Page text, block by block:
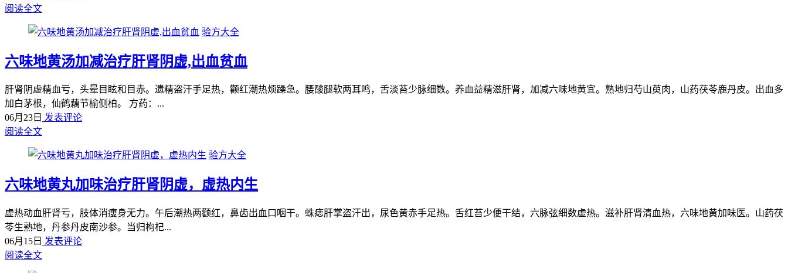
阅读全文
验方大全
六味地黄汤加减治疗肝肾阴虚,出血贫血
肝肾阴虚精血亏，头晕目眩和目赤。遗精盗汗手足热，颧红潮热烦躁急。腰酸腿软两耳鸣，舌淡苔少脉细数。养血益精滋肝肾，加减六味地黄宜。熟地归芍山萸肉，山药茯苓鹿丹皮。出血多
加白茅根，仙鹤藕节榆侧柏。 方药：...
06月23日 发表评论
阅读全文
验方大全
六味地黄丸加味治疗肝肾阴虚，虚热内生
虚热动血肝肾亏，肢体消瘦身无力。午后潮热两颧红，鼻齿出血口咽干。蛛痣肝掌盗汗出，尿色黄赤手足热。舌红苔少便干结，六脉弦细数虚热。滋补肝肾清血热，六味地黄加味医。山药茯
苓生熟地，丹参丹皮南沙参。当归枸杞...
06月15日 发表评论
阅读全文